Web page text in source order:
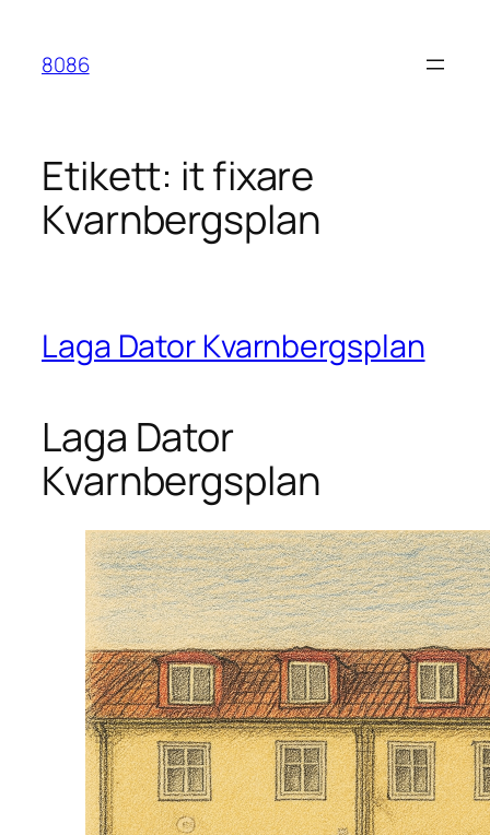
innehåll
8086
Etikett: it fixare
Kvarnbergsplan
Laga Dator Kvarnbergsplan
Laga Dator
Kvarnbergsplan